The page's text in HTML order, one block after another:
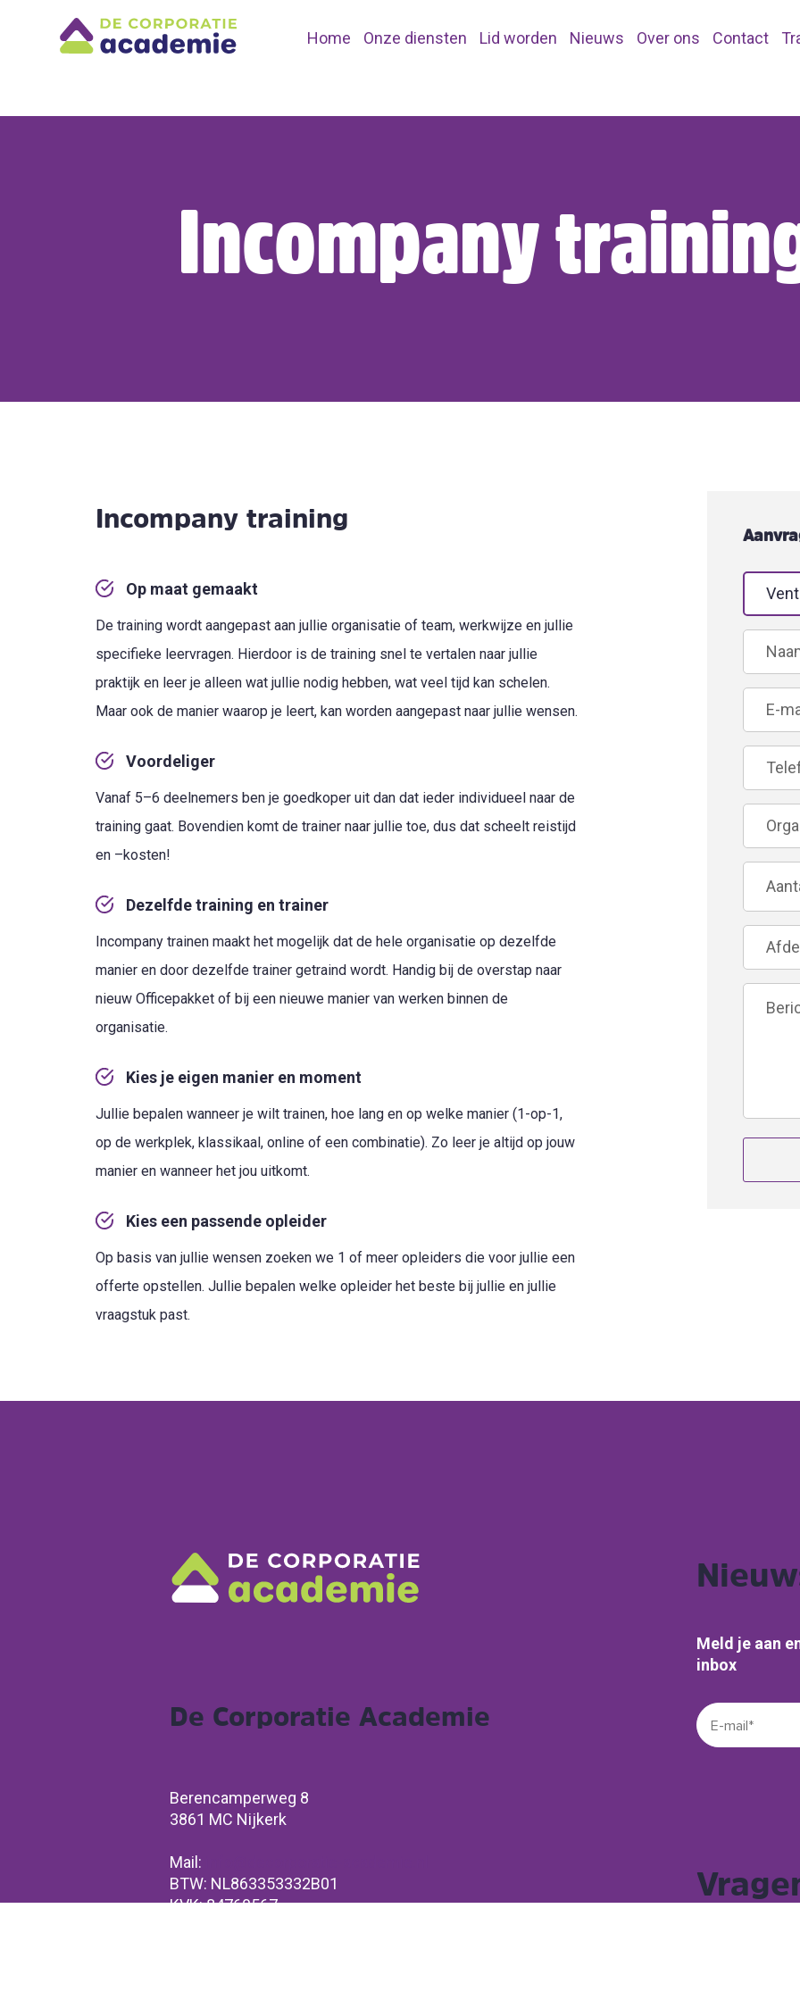
Home Onze diensten Lid worden Nieuws Over ons Contact
Incompany
Incompany training
Op maat gemaakt
De training wordt aangepast aan jullie organisatie of team, werkwijze en jullie
specifieke leervragen. Hierdoor is de training snel te vertalen naar jullie
praktijk en leer je alleen wat jullie nodig hebben, wat veel tijd kan schelen.
Maar ook de manier waarop je leert, kan worden aangepast naar jullie wensen.
Voordeliger
Vanaf 5–6 deelnemers ben je goedkoper uit dan dat ieder individueel naar de
training gaat. Bovendien komt de trainer naar jullie toe, dus dat scheelt reistijd
en –kosten!
Dezelfde training en trainer
Incompany trainen maakt het mogelijk dat de hele organisatie op dezelfde
manier en door dezelfde trainer getraind wordt. Handig bij de overstap naar
nieuw Officepakket of bij een nieuwe manier van werken binnen de
organisatie.
Kies je eigen manier en moment
Jullie bepalen wanneer je wilt trainen, hoe lang en op welke manier (1-op-1,
op de werkplek, klassikaal, online of een combinatie). Zo leer je altijd op jouw
manier en wanneer het jou uitkomt.
Kies een passende opleider
Op basis van jullie wensen zoeken we 1 of meer opleiders die voor jullie een
offerte opstellen. Jullie bepalen welke opleider het beste bij jullie en jullie
vraagstuk past.
Leave
this
blank
De Corporatie Academie
Berencamperweg 8
3861 MC Nijkerk
Mail:
BTW: NL863353332B01
KVK: 84760567
Meld je aan
inbox